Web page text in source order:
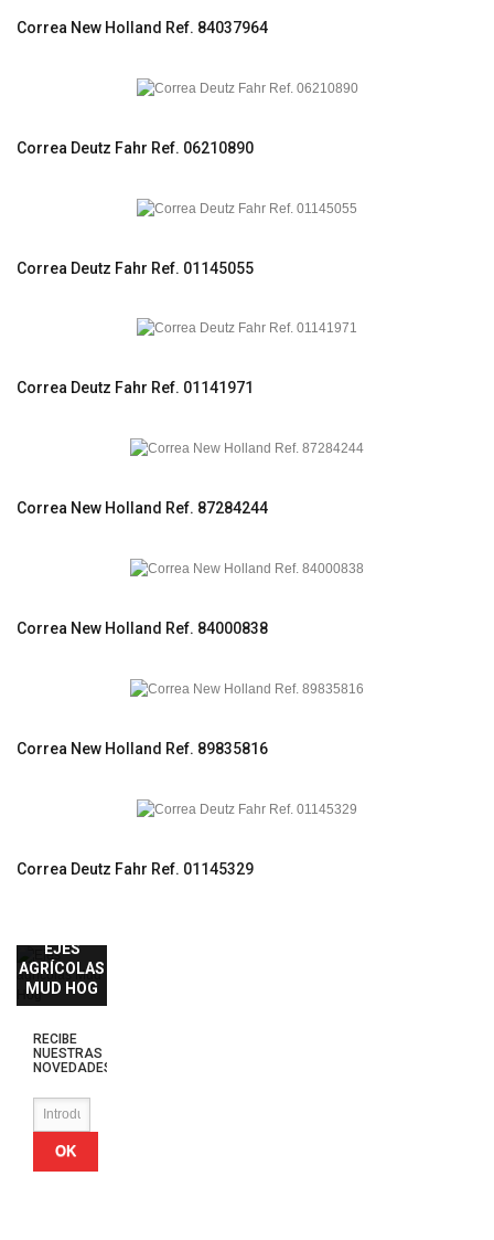
Correa New Holland Ref. 84037964
Correa Deutz Fahr Ref. 06210890
Correa Deutz Fahr Ref. 01145055
Correa Deutz Fahr Ref. 01141971
Correa New Holland Ref. 87284244
Correa New Holland Ref. 84000838
Correa New Holland Ref. 89835816
Correa Deutz Fahr Ref. 01145329
EJES
AGRÍCOLAS
MUD HOG
RECIBE
NUESTRAS
NOVEDADES
OK